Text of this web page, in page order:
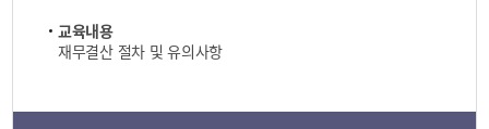
교육내용
재무결산 절차 및 유의사항